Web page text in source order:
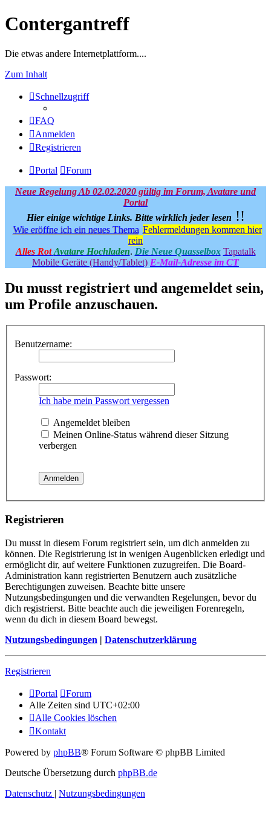
Contergantreff
Die etwas andere Internetplattform....
Zum Inhalt
Schnellzugriff
FAQ
Anmelden
Registrieren
Portal Forum
Neue Regelung Ab 02.02.2020 gültig im Forum, Avatare und
Portal
Hier einige wichtige Links. Bitte wirklich jeder lesen !!
Wie eröffne ich ein neues Thema Fehlermeldungen kommen hier
rein
Alles Rot Avatare Hochladen. Die Neue Quasselbox Tapatalk
Mobile Geräte (Handy/Tablet) E-Mail-Adresse im CT
Du musst registriert und angemeldet sein,
um Profile anzuschauen.
Benutzername:
Passwort:
Ich habe mein Passwort vergessen
Angemeldet bleiben
Meinen Online-Status während dieser Sitzung
verbergen
Registrieren
Du musst in diesem Forum registriert sein, um dich anmelden zu
können. Die Registrierung ist in wenigen Augenblicken erledigt und
ermöglicht dir, auf weitere Funktionen zuzugreifen. Die Board-
Administration kann registrierten Benutzern auch zusätzliche
Berechtigungen zuweisen. Beachte bitte unsere
Nutzungsbedingungen und die verwandten Regelungen, bevor du
dich registrierst. Bitte beachte auch die jeweiligen Forenregeln,
wenn du dich in diesem Board bewegst.
Nutzungsbedingungen | Datenschutzerklärung
Registrieren
Portal
Forum
Alle Zeiten sind UTC+02:00
Alle Cookies löschen
Kontakt
Powered by phpBB® Forum Software © phpBB Limited
Deutsche Übersetzung durch phpBB.de
Datenschutz | Nutzungsbedingungen